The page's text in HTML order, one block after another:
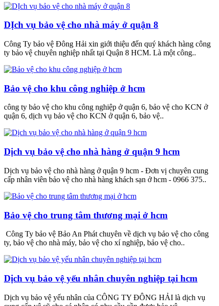
DỊch vụ bảo vệ cho nhà máy ở quận 8
Công Ty bảo vệ Đông Hải xin giới thiệu đến quý khách hàng công
ty bảo vệ chuyên nghiệp nhất tại Quận 8 HCM. Là một công..
Bảo vệ cho khu công nghiệp ở hcm
công ty bảo vệ cho khu công nghiệp ở quận 6, bảo vệ cho KCN ở
quận 6, dịch vụ bảo vệ cho KCN ở quận 6, bảo vệ..
Dịch vụ bảo vệ cho nhà hàng ở quận 9 hcm
Dịch vụ bảo vệ cho nhà hàng ở quận 9 hcm - Đơn vị chuyên cung
cấp nhân viên bảo vệ cho nhà hàng khách sạn ở hcm - 0966 375..
Bảo vệ cho trung tâm thương mại ở hcm
Công Ty bảo vệ Bảo An Phát chuyên về dịch vụ bảo vệ cho công
ty, bảo vệ cho nhà máy, bảo vệ cho xí nghiệp, bảo vệ cho..
Dịch vụ bảo vệ yếu nhân chuyên nghiệp tại hcm
Dịch vụ bảo vệ yếu nhân của CÔNG TY ĐÔNG HẢI là dịch vụ